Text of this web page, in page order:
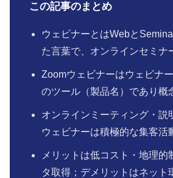
この記事のまとめ
ウェビナーとはWebと
た言葉で、オンラインセミナ
Zoomウェビナーはウェビナ
のツール（製品名）であり概
オンラインミーティング・説
ウェビナーは積極的な集客活
メリットは低コスト・地理的
タ取得；デメリットはネット